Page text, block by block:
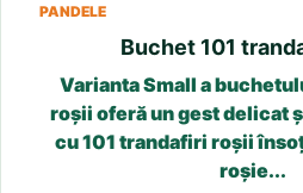
PANDELE
Buchet 101
Varianta Small a
roșii oferă un gest delicat
cu 101 trandafiri roșii
roșie...